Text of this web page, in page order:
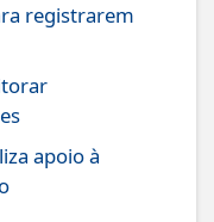
registrarem
apoio à